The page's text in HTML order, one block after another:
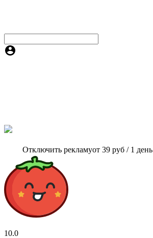
Отключить рекламуот 39 руб / 1 день
10.0